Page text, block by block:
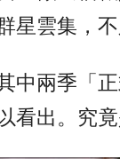
星雲集，
中兩季「
看出。 究